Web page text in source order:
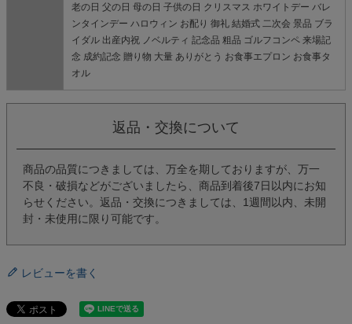
老の日 父の日 母の日 子供の日 クリスマス ホワイトデー バレ
ンタインデー ハロウィン お配り 御礼 結婚式 二次会 景品 ブラ
イダル 出産内祝 ノベルティ 記念品 粗品 ゴルフコンペ 来場記
念 成約記念 贈り物 大量 ありがとう お食事エプロン お食事タ
オル
返品・交換について
商品の品質につきましては、万全を期しておりますが、万一
不良・破損などがございましたら、商品到着後7日以内にお知
らせください。返品・交換につきましては、1週間以内、未開
封・未使用に限り可能です。
レビューを書く